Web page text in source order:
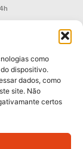
como
dispositivo.
dados, como
site. Não
certos